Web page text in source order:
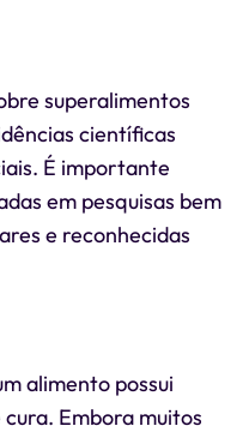
superalimentos
científicas
É importante
em pesquisas bem
e reconhecidas
alimento possui
Embora muitos